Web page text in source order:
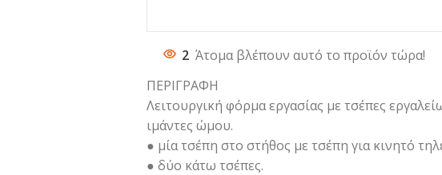
2 Άτομα βλέπουν αυτό το προϊόν τώρα!
ΠΕΡΙΓΡΑΦΗ
Λειτουργική φόρμα εργασίας με τσέπες
ιμάντες ώμου.
● μία τσέπη στο στήθος με τσέπη για κινητό
● δύο κάτω τσέπες.